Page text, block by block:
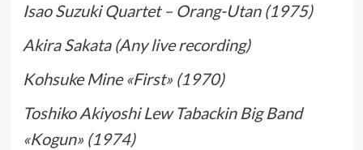
Isao Suzuki Quartet – Orang-Utan (1975)
Akira Sakata (Any live recording)
Kohsuke Mine «First» (1970)
Toshiko Akiyoshi Lew Tabackin Big Band
«Kogun» (1974)